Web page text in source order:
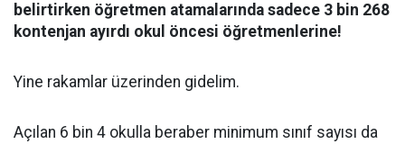
belirtirken öğretmen atamalarında sadece 3 bin 268
kontenjan ayırdı okul öncesi öğretmenlerine!
Yine rakamlar üzerinden gidelim.
Açılan 6 bin 4 okulla beraber minimum sınıf sayısı da